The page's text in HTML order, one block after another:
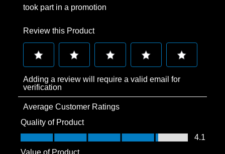
took part in a promotion
Review this Product
to
rate
the
item
with
to
rate
the
item
with
rate
the
with
rate
with
rate
with
Adding a review will require a valid email for
verification
Average Customer Ratings
Quality of Product
Quality of Product, 4.1 out of 5
4.1
Value of Product